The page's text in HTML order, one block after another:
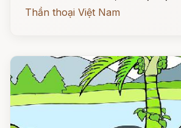
Thần thoại Việt Nam